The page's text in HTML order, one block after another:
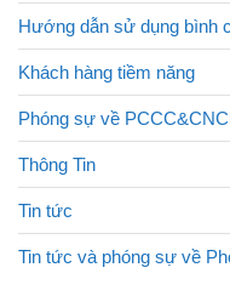
Hướng dẫn sử dụng bình
Khách hàng tiềm năng
Phóng sự về
Thông Tin
Tin tức
Tin tức và phóng sự về